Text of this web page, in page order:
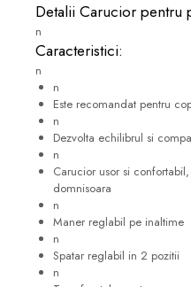
Detalii Carucior pentru
n
Caracteristici:
n
n
Este recomandat pentru
n
Dezvolta echilibrul si
n
Carucior usor si
domnisoara
n
Maner reglabil pe inaltime
n
Spatar reglabil in 2 pozitii
n